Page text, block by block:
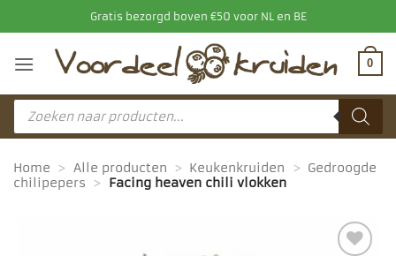
naar
inhoud
Gratis bezorgd boven €50 voor NL en BE
0
Producten
zoeken
Home > Alle producten > Keukenkruiden > Gedroogde
chilipepers
> Facing heaven chili vlokken